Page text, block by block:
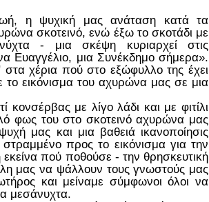
η ψυχική μας ανάταση κατά τα
σκοτεινό, ενώ έξω το σκοτάδι με
- μια σκέψη κυριαρχεί στις
Ευαγγέλιο, μια Συνέκδημο σήμερα».
χέρια πού στο εξώφυλλο της έχει
το εικόνισμα του αχυρώνα μας σε μια
με λίγο λάδι και με φιτίλι
φως του στο σκοτεινό αχυρώνα μας
μας και μια βαθειά ικανοποίησις
προς το εικόνισμα για την
πού ποθούσε - την θρησκευτική
μας να ψάλλουν τους γνωστούς μας
και μείναμε σύμφωνοι όλοι να
μεσάνυχτα.